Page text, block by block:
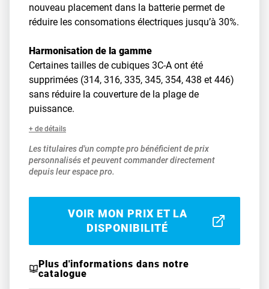
nouveau placement dans la batterie permet de
réduire les consomations électriques jusqu’à 30%.
Harmonisation de la gamme
Certaines tailles de cubiques 3C-A ont été
supprimées (314, 316, 335, 345, 354, 438 et 446)
sans réduire la couverture de la plage de
puissance.
+ de détails
Les titulaires d'un compte pro bénéficient de prix
personnalisés et peuvent commander directement
depuis leur espace pro.
VOIR MON PRIX ET LA
DISPONIBILITÉ
Plus d'informations dans notre
catalogue